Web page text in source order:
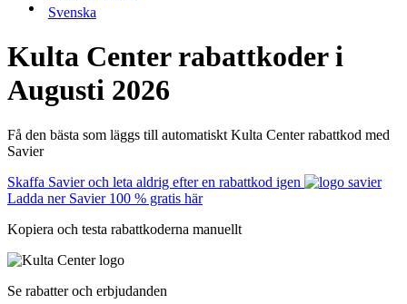
Svenska
Kulta Center rabattkoder i
Augusti 2026
Få den bästa som läggs till automatiskt Kulta Center rabattkod med
Savier
Skaffa Savier och leta aldrig efter en rabattkod igen
Ladda ner Savier 100 % gratis här
Kopiera och testa rabattkoderna manuellt
Se rabatter och erbjudanden